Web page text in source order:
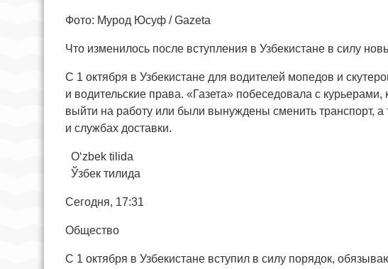
Фото: Мурод Юсуф / Gazeta
Что изменилось после вступления в Узбекистане в силу
С 1 октября в Узбекистане для водителей мопедов и
и водительские права. «Газета» побеседовала с
выйти на работу или были вынуждены сменить транспорт,
и службах доставки.
O‘zbek tilida
Ўзбек тилида
Сегодня, 17:31
Общество
С 1 октября в Узбекистане вступил в силу порядок,